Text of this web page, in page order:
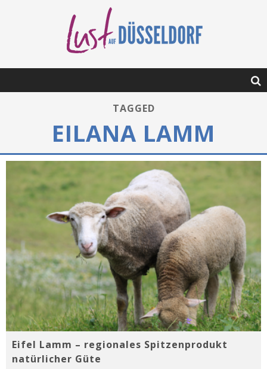
TAGGED
EILANA LAMM
Eifel Lamm – regionales Spitzenprodukt
natürlicher Güte